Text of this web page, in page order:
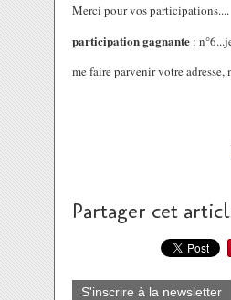
Merci pour vos participations....
participation gagnante :
me faire parvenir votre adresse,
Partager cet
S'inscrire à la newsletter